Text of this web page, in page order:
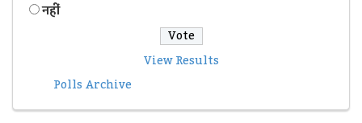
नहीं
View Results
Polls Archive